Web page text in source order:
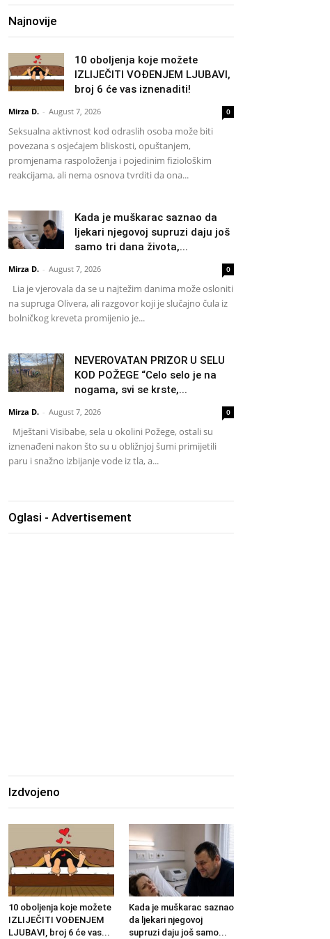
Najnovije
10 oboljenja koje možete
IZLIJEČITI VOĐENJEM LJUBAVI,
broj 6 će vas iznenaditi!
Mirza D. - August 7, 2026 0
Seksualna aktivnost kod odraslih osoba može biti
povezana s osjećajem bliskosti, opuštanjem,
promjenama raspoloženja i pojedinim fiziološkim
reakcijama, ali nema osnova tvrditi da ona...
Kada je muškarac saznao da
ljekari njegovoj supruzi daju još
samo tri dana života,...
Mirza D. - August 7, 2026 0
Lia je vjerovala da se u najtežim danima može osloniti
na supruga Olivera, ali razgovor koji je slučajno čula iz
bolničkog kreveta promijenio je...
NEVEROVATAN PRIZOR U SELU
KOD POŽEGE “Celo selo je na
nogama, svi se krste,...
Mirza D. - August 7, 2026 0
Mještani Visibabe, sela u okolini Požege, ostali su
iznenađeni nakon što su u obližnjoj šumi primijetili
paru i snažno izbijanje vode iz tla, a...
Oglasi - Advertisement
Izdvojeno
10 oboljenja koje možete
IZLIJEČITI VOĐENJEM
LJUBAVI, broj 6 će vas...
Kada je muškarac saznao
da ljekari njegovoj
supruzi daju još samo...